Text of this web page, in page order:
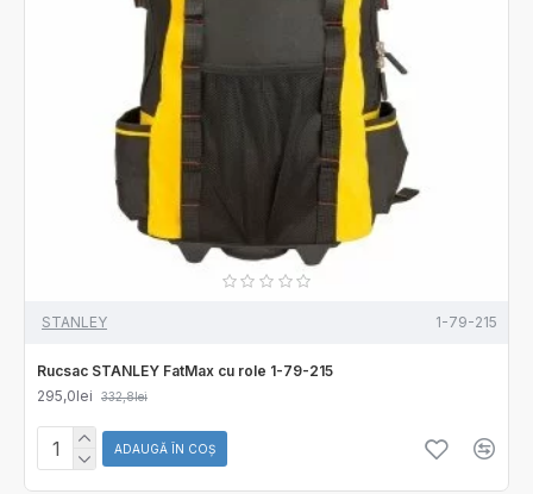
STANLEY 1-79-215
Rucsac STANLEY FatMax cu role 1-79-215
295,0lei
332,8lei
ADAUGĂ ÎN COŞ